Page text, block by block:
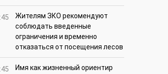
Жителям ЗКО рекомендуют
соблюдать введенные
ограничения и временно
отказаться от посещения лесов
Имя как жизненный ориентир